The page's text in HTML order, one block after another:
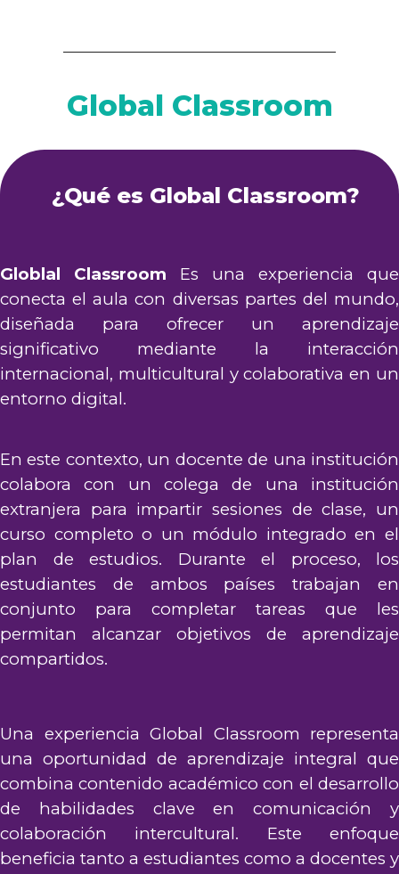
Global Classroom
¿Qué es Global Classroom?
Globlal Classroom Es una experiencia que
conecta el aula con diversas partes del mundo,
diseñada para ofrecer un aprendizaje
significativo mediante la interacción
internacional, multicultural y colaborativa en un
entorno digital.
En este contexto, un docente de una institución
colabora con un colega de una institución
extranjera para impartir sesiones de clase, un
curso completo o un módulo integrado en el
plan de estudios. Durante el proceso, los
estudiantes de ambos países trabajan en
conjunto para completar tareas que les
permitan alcanzar objetivos de aprendizaje
compartidos.
Una experiencia Global Classroom representa
una oportunidad de aprendizaje integral que
combina contenido académico con el desarrollo
de habilidades clave en comunicación y
colaboración intercultural. Este enfoque
beneficia tanto a estudiantes como a docentes y